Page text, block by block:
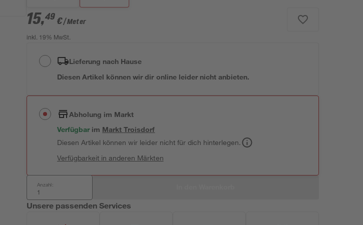
15,49 €/ Meter
inkl. 19% MwSt.
Lieferung nach Hause
Diesen Artikel können wir dir online leider nicht anbieten.
Abholung im Markt
Verfügbar im MarktTroisdorf
Diesen Artikel können wir leider nicht für dich hinterlegen.
Verfügbarkeit in anderen Märkten
Anzahl:
Unsere passenden Services